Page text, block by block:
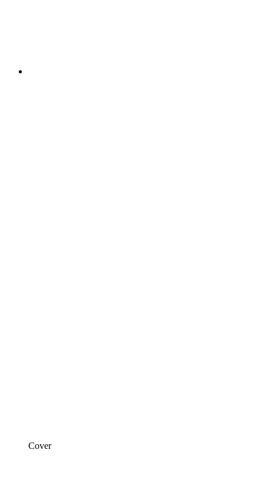
Cover